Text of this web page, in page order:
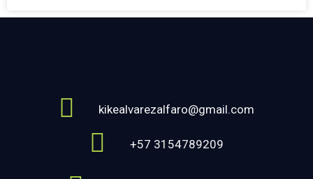
kikealvarezalfaro@gmail.com
+57 3154789209